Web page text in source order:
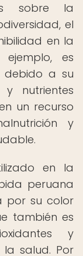
sobre la
el
en la
es
debido a su
nutrientes
un recurso
y
en la
peruana
por su color
también es
y
salud. Por